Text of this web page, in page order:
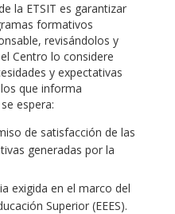
la ETSIT es garantizar
formativos
revisándolos y
Centro lo considere
y expectativas
que informa
espera:
de satisfacción de las
generadas por la
exigida en el marco del
Superior (EEES).